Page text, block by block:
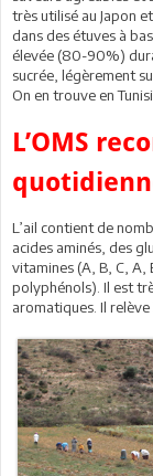
très utilisé au Japon
dans des étuves à
élevée (80-90%)
sucrée, légèrement
On en trouve en
L’OMS
L’ail contient de
acides aminés, des
vitamines (A, B, C,
polyphénols). Il est
aromatiques. Il